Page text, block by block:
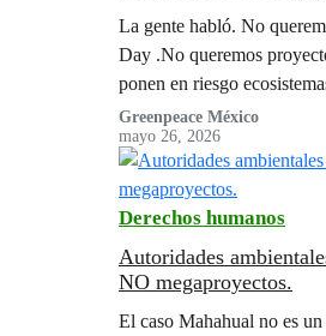
La gente habló. No
Day .No queremos
ponen en riesgo
Greenpeace México
mayo 26, 2026
Derechos humanos
Autoridades
NO megaproyectos.
El caso Mahahual no es un